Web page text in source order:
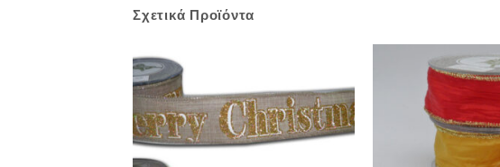
Σχετικά Προϊόντα